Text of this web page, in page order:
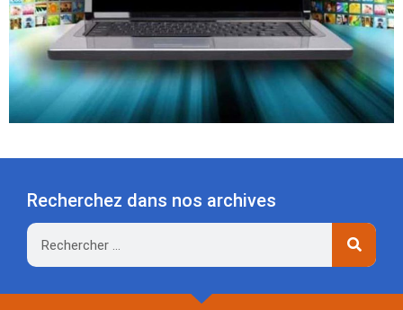
Recherchez dans nos archives
Rechercher